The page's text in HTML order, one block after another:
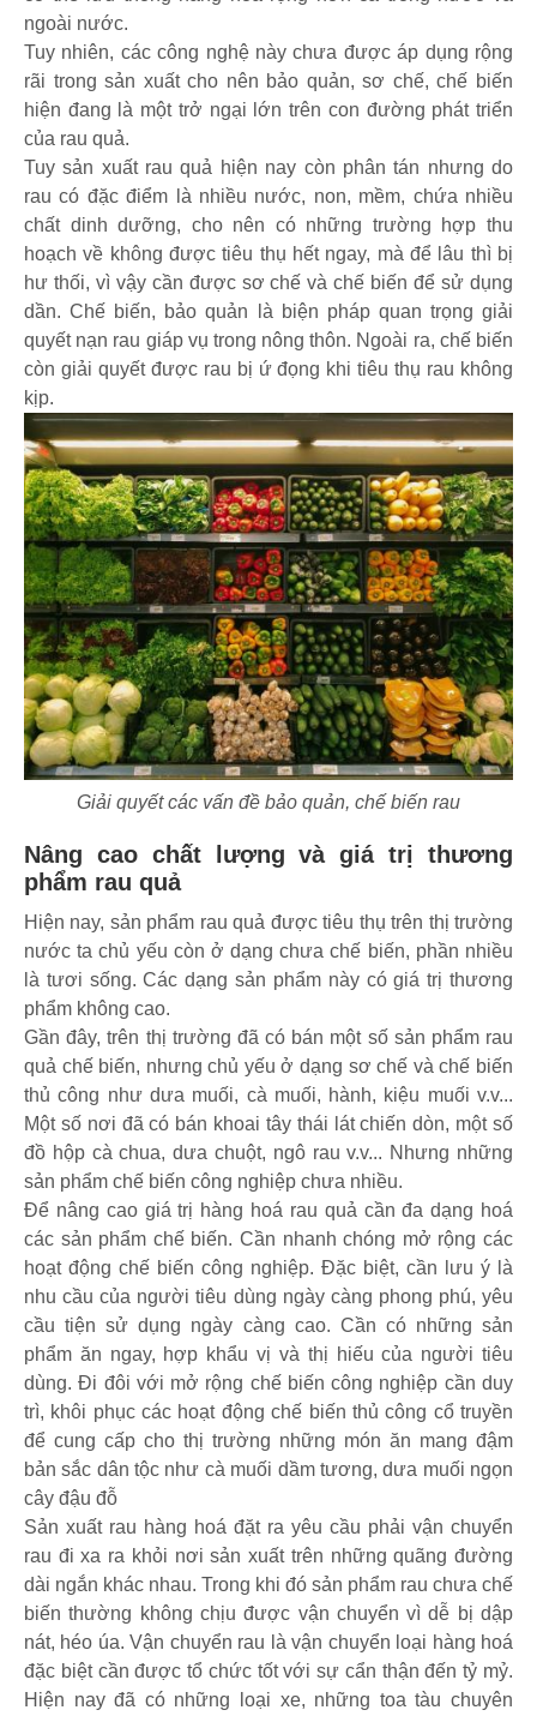
ngoài nước.
Tuy nhiên, các công nghệ này chưa được áp dụng rộng
rãi trong sản xuất cho nên bảo quản, sơ chế, chế biến
hiện đang là một trở ngại lớn trên con đường phát triển
của rau quả.
Tuy sản xuất rau quả hiện nay còn phân tán nhưng do
rau có đặc điểm là nhiều nước, non, mềm, chứa nhiều
chất dinh dưỡng, cho nên có những trường hợp thu
hoạch về không được tiêu thụ hết ngay, mà để lâu thì bị
hư thối, vì vậy cần được sơ chế và chế biến để sử dụng
dần. Chế biến, bảo quản là biện pháp quan trọng giải
quyết nạn rau giáp vụ trong nông thôn. Ngoài ra, chế biến
còn giải quyết được rau bị ứ đọng khi tiêu thụ rau không
kịp.
Giải quyết các vấn đề bảo quản, chế biến rau
Nâng cao chất lượng và giá trị thương
phẩm rau quả
Hiện nay, sản phẩm rau quả được tiêu thụ trên thị trường
nước ta chủ yếu còn ở dạng chưa chế biến, phần nhiều
là tươi sống. Các dạng sản phẩm này có giá trị thương
phẩm không cao.
Gần đây, trên thị trường đã có bán một số sản phẩm rau
quả chế biến, nhưng chủ yếu ở dạng sơ chế và chế biến
thủ công như dưa muối, cà muối, hành, kiệu muối v.v...
Một số nơi đã có bán khoai tây thái lát chiến dòn, một số
đồ hộp cà chua, dưa chuột, ngô rau v.v... Nhưng những
sản phẩm chế biến công nghiệp chưa nhiều.
Để nâng cao giá trị hàng hoá rau quả cần đa dạng hoá
các sản phẩm chế biến. Cần nhanh chóng mở rộng các
hoạt động chế biến công nghiệp. Đặc biệt, cần lưu ý là
nhu cầu của người tiêu dùng ngày càng phong phú, yêu
cầu tiện sử dụng ngày càng cao. Cần có những sản
phẩm ăn ngay, hợp khẩu vị và thị hiếu của người tiêu
dùng. Đi đôi với mở rộng chế biến công nghiệp cần duy
trì, khôi phục các hoạt động chế biến thủ công cổ truyền
để cung cấp cho thị trường những món ăn mang đậm
bản sắc dân tộc như cà muối dầm tương, dưa muối ngọn
cây đậu đỗ
Sản xuất rau hàng hoá đặt ra yêu cầu phải vận chuyển
rau đi xa ra khỏi nơi sản xuất trên những quãng đường
dài ngắn khác nhau. Trong khi đó sản phẩm rau chưa chế
biến thường không chịu được vận chuyển vì dễ bị dập
nát, héo úa. Vận chuyển rau là vận chuyển loại hàng hoá
đặc biệt cần được tổ chức tốt với sự cẩn thận đến tỷ mỷ.
Hiện nay đã có những loại xe, những toa tàu chuyên